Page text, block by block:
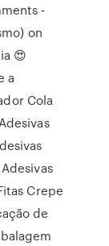
-
on
😍
a
Cola
Crepe
de